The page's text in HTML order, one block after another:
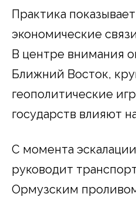
Практика
экономические
В центре внимания
Ближний Восток,
геополитические
государств влияют
С момента
руководит
Ормузским